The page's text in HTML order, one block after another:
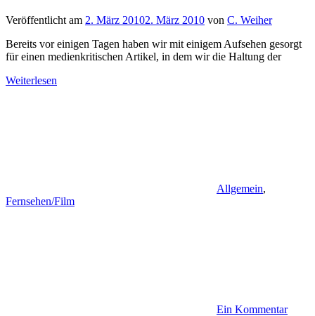
Veröffentlicht am 2. März 20102. März 2010 von C. Weiher
Bereits vor einigen Tagen haben wir mit einigem Aufsehen gesorgt
für einen medienkritischen Artikel, in dem wir die Haltung der
Weiterlesen
Allgemein,
Fernsehen/Film
Ein Kommentar